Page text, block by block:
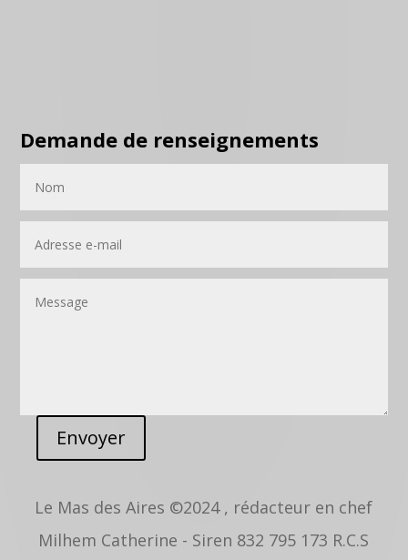
Demande de renseignements
Envoyer
Le Mas des Aires ©2024 , rédacteur en chef
Milhem Catherine - Siren 832 795 173 R.C.S